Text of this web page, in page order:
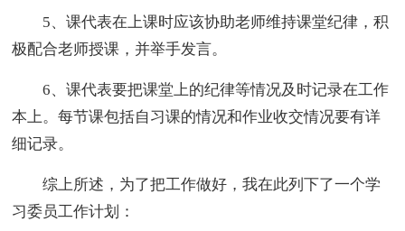
5、课代表在上课时应该协助老师维持课堂纪律，积
极配合老师授课，并举手发言。
6、课代表要把课堂上的纪律等情况及时记录在工作
本上。每节课包括自习课的情况和作业收交情况要有详
细记录。
综上所述，为了把工作做好，我在此列下了一个学
习委员工作计划：